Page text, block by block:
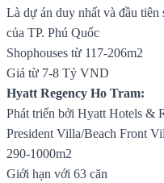
Là dự án duy nhất và đầu
của TP. Phú Quốc
Shophouses từ 117-206m2
Giá từ 7-8 Tỷ VND
Hyatt Regency Ho Tram:
Phát triển bởi Hyatt Hotels &
President Villa/Beach Front
290-1000m2
Giới hạn với 63 căn